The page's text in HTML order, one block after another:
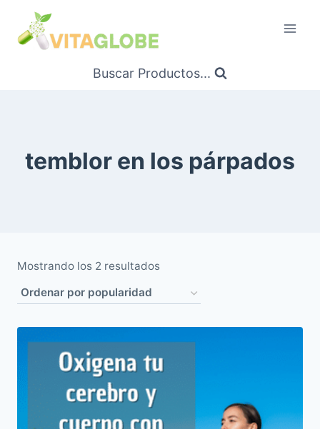
Contenido
Buscar Productos...
temblor en los párpados
Mostrando los 2 resultadosOrdenado
popularidad